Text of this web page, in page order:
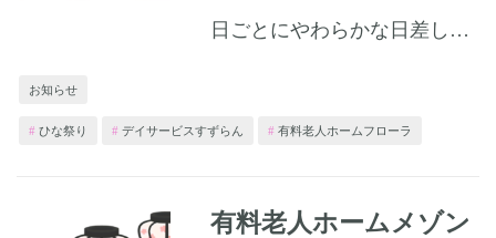
日ごとにやわらかな日差しが感じられる季節となりました。皆様いかがお過ごしでしょうか。ホームでは、春の訪れを皆さまと共に楽しむ行事として「ひな祭り」を開催いたしました。色とりどりのひな飾りや桃の花に囲ま...
お知らせ
ひな祭り デイサービスすずらん 有料老人ホームフローラ
有料老人ホームメゾン